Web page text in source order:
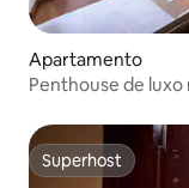
Apartamento
Penthouse de luxo
Superhost
Superhost